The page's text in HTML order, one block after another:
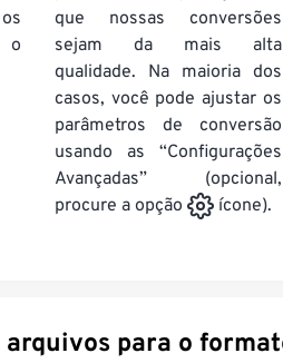
os
o
que nossas conversões
sejam da mais alta
qualidade. Na maioria dos
casos, você pode ajustar os
parâmetros de conversão
usando as “Configurações
Avançadas” (opcional,
procure a opção
ícone).